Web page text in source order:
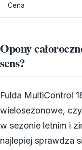
Cena
Opony
sens?
Fulda MultiControl
wielosezonowe,
w sezonie letnim i
najlepiej sprawdza